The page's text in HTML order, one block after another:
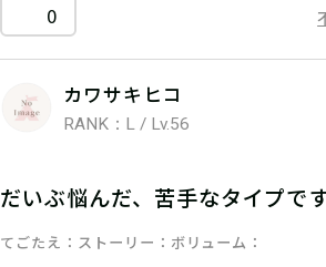
0
カワサキヒコ
RANK：L / Lv.56
だいぶ悩んだ、苦手なタイプです
てごたえ ストーリー ボリューム